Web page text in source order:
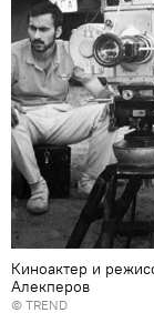
Киноактер и
Алекперов
© TREND